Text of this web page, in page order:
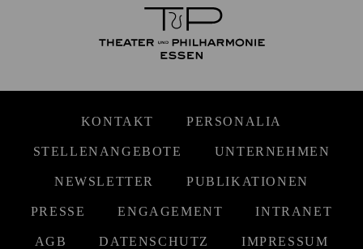
KONTAKT PERSONALIA
STELLENANGEBOTE UNTERNEHMEN
NEWSLETTER PUBLIKATIONEN
PRESSE ENGAGEMENT INTRANET
AGB DATENSCHUTZ IMPRESSUM